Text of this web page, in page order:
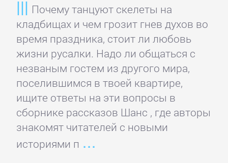
Почему танцуют скелеты на
кладбищах и чем грозит гнев духов во
время праздника, стоит ли любовь
жизни русалки. Надо ли общаться с
незваным гостем из другого мира,
поселившимся в твоей квартире,
ищите ответы на эти вопросы в
сборнике рассказов Шанс , где авторы
знакомят читателей с новыми
историями п
Зарубежное
фэнтези
Зарубежные
детективы
Зарубежные
любовные
романы